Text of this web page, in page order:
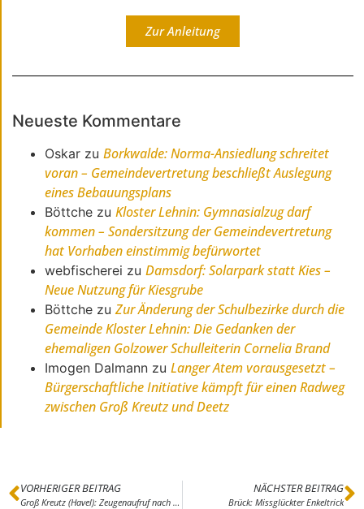
Zur Anleitung
Neueste Kommentare
Oskar zuBorkwalde: Norma-Ansiedlung schreitet
voran – Gemeindevertretung beschließt Auslegung
eines Bebauungsplans
Böttche zuKloster Lehnin: Gymnasialzug darf
kommen – Sondersitzung der Gemeindevertretung
hat Vorhaben einstimmig befürwortet
webfischerei zuDamsdorf: Solarpark statt Kies –
Neue Nutzung für Kiesgrube
Böttche zuZur Änderung der Schulbezirke durch die
Gemeinde Kloster Lehnin: Die Gedanken der
ehemaligen Golzower Schulleiterin Cornelia Brand
Imogen Dalmann zuLanger Atem vorausgesetzt –
Bürgerschaftliche Initiative kämpft für einen Radweg
zwischen Groß Kreutz und Deetz
VORHERIGER BEITRAG
Groß Kreutz (Havel): Zeugenaufruf nach Verkehrsunfallflucht
NÄCHSTER BEITRAG
Brück: Missglückter Enkeltrick